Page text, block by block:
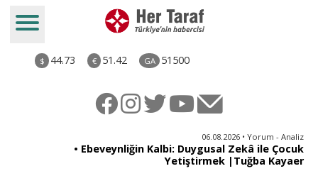
$ 44.73 € 51.42 GA 51500
06.08.2026 • Yorum - Analiz
• Ebeveynliğin Kalbi: Duygusal Zekâ ile Çocuk
Yetiştirmek |Tuğba Kayaer